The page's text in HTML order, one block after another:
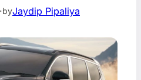
·byJaydip Pipaliya